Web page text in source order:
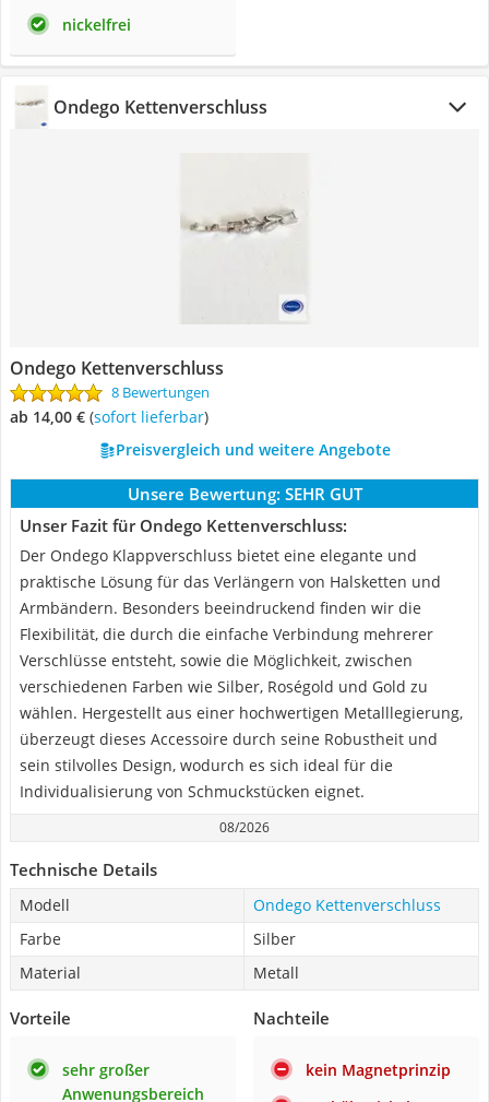
nickelfrei
Ondego Kettenverschluss
Ondego Kettenverschluss
8 Bewertungen
ab 14,00 € ( Sofort lieferbar)
Preisvergleich und weitere Angebote
Unsere Bewertung: SEHR GUT
Unser Fazit für Ondego Kettenverschluss:
Der Ondego Klappverschluss bietet eine elegante und
praktische Lösung für das Verlängern von Halsketten und
Armbändern. Besonders beeindruckend finden wir die
Flexibilität, die durch die einfache Verbindung mehrerer
Verschlüsse entsteht, sowie die Möglichkeit, zwischen
verschiedenen Farben wie Silber, Roségold und Gold zu
wählen. Hergestellt aus einer hochwertigen Metalllegierung,
überzeugt dieses Accessoire durch seine Robustheit und
sein stilvolles Design, wodurch es sich ideal für die
Individualisierung von Schmuckstücken eignet.
08/2026
Technische Details
Modell
Ondego Kettenverschluss
Farbe
Silber
Material
Metall
Vorteile
sehr großer
Anwenungsbereich
Nachteile
kein Magnetprinzip